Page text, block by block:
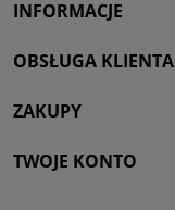
INFORMACJE
OBSŁUGA KLIENTA
ZAKUPY
TWOJE KONTO